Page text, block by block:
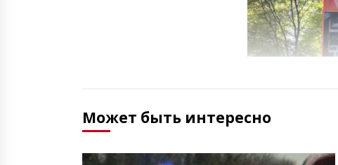
Может быть интересно